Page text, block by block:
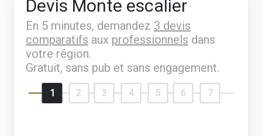
Devis Monte escalier
En 5 minutes, demandez 3 devis
comparatifs aux professionnels dans
votre région.
Gratuit, sans pub et sans engagement.
1 2 3 4 5 6 7